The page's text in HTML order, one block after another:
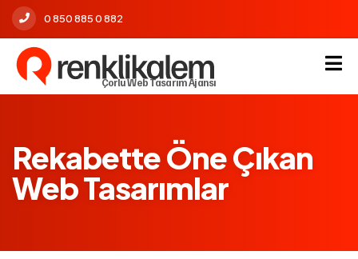
0 850 885 0 882
Çorlu Web Tasarım Ajansı
Rekabette Öne Çıkan
Web Tasarımlar